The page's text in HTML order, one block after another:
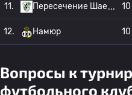
11. Пересечение Шае 10
12. Намюр 10
Вопросы к
футбольного